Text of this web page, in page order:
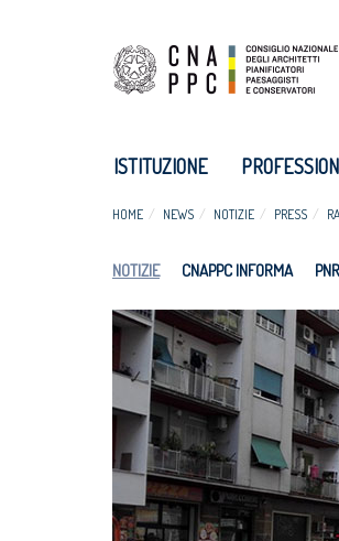
ISTITUZIONE
HOME NEWS NOTIZIE PRESS
NOTIZIE CNAPPC INFORMA